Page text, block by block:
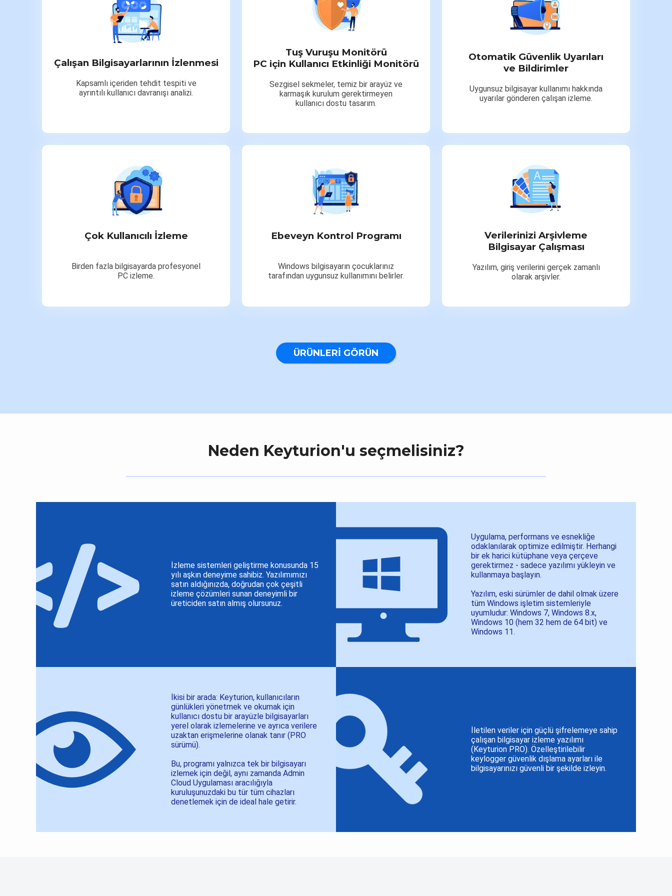
Çalışan Bilgisayarlarının İzlenmesi
Kapsamlı içeriden tehdit tespiti ve
ayrıntılı kullanıcı davranışı analizi.
Tuş Vuruşu Monitörü
PC için Kullanıcı Etkinliği Monitörü
Sezgisel sekmeler, temiz bir arayüz ve
karmaşık kurulum gerektirmeyen
kullanıcı dostu tasarım.
Otomatik Güvenlik Uyarıları
ve Bildirimler
Uygunsuz bilgisayar kullanımı hakkında
uyarılar gönderen çalışan izleme.
Çok Kullanıcılı İzleme
Birden fazla bilgisayarda profesyonel
PC izleme.
Ebeveyn Kontrol Programı
Windows bilgisayarın çocuklarınız
tarafından uygunsuz kullanımını belirler.
Verilerinizi Arşivleme
Bilgisayar Çalışması
Yazılım, giriş verilerini gerçek zamanlı
olarak arşivler.
ÜRÜNLERI GÖRÜN
Neden Keyturion'u seçmelisiniz?
İzleme sistemleri geliştirme konusunda 15
yılı aşkın deneyime sahibiz. Yazılımımızı
satın aldığınızda, doğrudan çok çeşitli
izleme çözümleri sunan deneyimli bir
üreticiden satın almış olursunuz.
Uygulama, performans ve esnekliğe
odaklanılarak optimize edilmiştir. Herhangi
bir ek harici kütüphane veya çerçeve
gerektirmez - sadece yazılımı yükleyin ve
kullanmaya başlayın.
Yazılım, eski sürümler de dahil olmak üzere
tüm Windows işletim sistemleriyle
uyumludur: Windows 7, Windows 8.x,
Windows 10 (hem 32 hem de 64 bit) ve
Windows 11.
İkisi bir arada: Keyturion, kullanıcıların
günlükleri yönetmek ve okumak için
kullanıcı dostu bir arayüzle bilgisayarları
yerel olarak izlemelerine ve ayrıca verilere
uzaktan erişmelerine olanak tanır (PRO
sürümü).
Bu, programı yalnızca tek bir bilgisayarı
izlemek için değil, aynı zamanda Admin
Cloud Uygulaması aracılığıyla
kuruluşunuzdaki bu tür tüm cihazları
denetlemek için de ideal hale getirir.
İletilen veriler için güçlü şifrelemeye sahip
çalışan bilgisayar izleme yazılımı
(Keyturion PRO). Özelleştirilebilir
keylogger güvenlik dışlama ayarları ile
bilgisayarınızı güvenli bir şekilde izleyin.